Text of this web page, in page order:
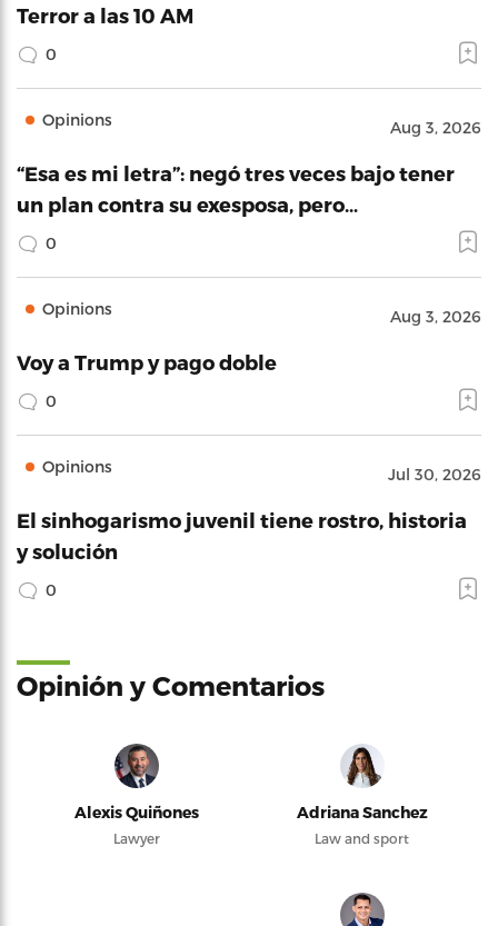
Terror a las 10 AM
0
Opinions Aug 3, 2026
“Esa es mi letra”: negó tres veces bajo tener
un plan contra su exesposa, pero…
0
Opinions Aug 3, 2026
Voy a Trump y pago doble
0
Opinions Jul 30, 2026
El sinhogarismo juvenil tiene rostro, historia
y solución
0
Opinión y Comentarios
Alexis Quiñones
Lawyer
Adriana Sanchez
Law and sport